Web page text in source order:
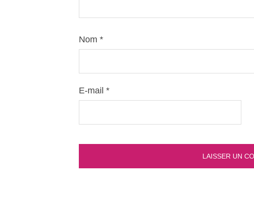
Nom *
E-mail *